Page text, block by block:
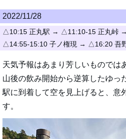
2022/11/28
△10:15 正丸駅 → △11:10-15 正丸峠
△14:55-15:10 子ノ権現 → △16:20 吾
天気予報はあまり芳しいものでは
山後の飲み開始から逆算したゆっ
駅に到着して空を見上げると、意
す。